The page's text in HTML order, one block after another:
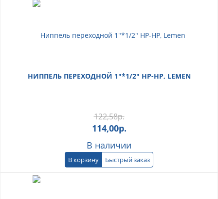
НИППЕЛЬ ПЕРЕХОДНОЙ 1"*1/2" НР-НР, LEMEN
122,58р.
114,00р.
В наличии
В корзину Быстрый заказ